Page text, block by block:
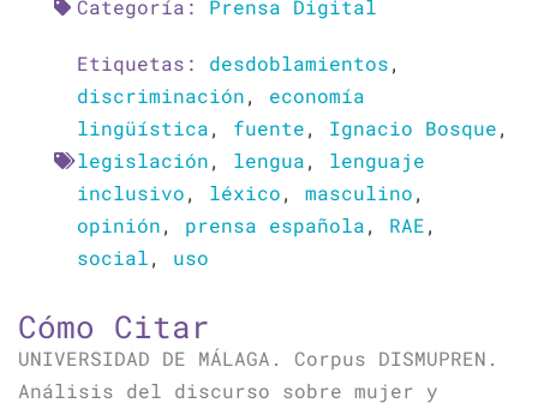
Categoría: Prensa Digital
Etiquetas: desdoblamientos,
discriminación, economía
lingüística, fuente, Ignacio Bosque,
legislación, lengua, lenguaje
inclusivo, léxico, masculino,
opinión, prensa española, RAE,
social, uso
Cómo Citar
UNIVERSIDAD DE MÁLAGA. Corpus DISMUPREN.
Análisis del discurso sobre mujer y